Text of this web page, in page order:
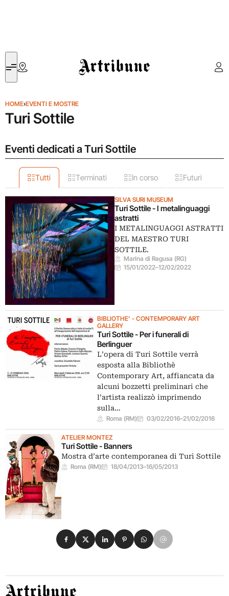
Artribune
HOME›EVENTI E MOSTRE
Turi Sottile
Eventi dedicati a Turi Sottile
Tutti Terminati In corso Futuri
SILVA SURI MUSEUM
Turi Sottile - I metalinguaggi
astratti
I METALINGUAGGI ASTRATTI
DEL MAESTRO TURI
SOTTILE.
Marina di Ragusa (RG)
15/01/2022–12/02/2022
BIBLIOTHE' - CONTEMPORARY ART
GALLERY
Turi Sottile - Per i funerali di
Berlinguer
L’opera di Turi Sottile verrà
esposta alla Bibliothè
Contemporary Art, affiancata da
alcuni bozzetti preliminari che
l’artista realizzò imprimendo
sulla…
Roma (RM) 03/02/2016–21/02/2016
ATELIER MONTEZ
Turi Sottile - Banners
Mostra d’arte contemporanea di Turi Sottile
Roma (RM) 18/04/2013–16/05/2013
Condividi su Facebook
Condividi su X
Condividi su LinkedIn
Condividi su Pinterest
Condividi su WhatsApp
Condividi su Email
Artribune